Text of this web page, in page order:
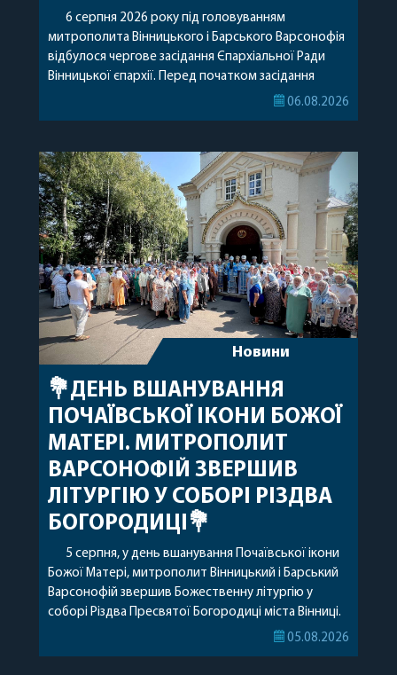
6 серпня 2026 року під головуванням
митрополита Вінницького і Барського Варсонофія
відбулося чергове засідання Єпархіальної Ради
Вінницької єпархії. Перед початком засідання
секретар Єпархіальної Ради від імені членів Ради
побажавши йому міцного здоров’я, Божої
допомоги, миру, духовної радості та
благословенних успіхів у подальшому
архіпастирському служінні. […]
06.08.2026
Новини
💐ДЕНЬ ВШАНУВАННЯ
ПОЧАЇВСЬКОЇ ІКОНИ БОЖОЇ
МАТЕРІ. МИТРОПОЛИТ
ВАРСОНОФІЙ ЗВЕРШИВ
ЛІТУРГІЮ У СОБОРІ РІЗДВА
БОГОРОДИЦІ💐
5 серпня, у день вшанування Почаївської ікони
Божої Матері, митрополит Вінницький і Барський
Варсонофій звершив Божественну літургію у
соборі Різдва Пресвятої Богородиці міста Вінниці.
Його Високопреосвященству співслужили05.08.2026